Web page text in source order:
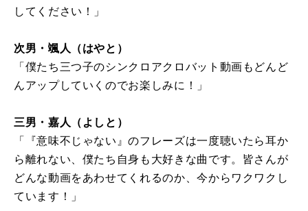
してください！」
次男・颯人（はやと）
「僕たち三つ子のシンクロアクロバット動画もどんど
んアップしていくのでお楽しみに！」
三男・嘉人（よしと）
「『意味不じゃない』のフレーズは一度聴いたら耳か
ら離れない、僕たち自身も大好きな曲です。皆さんが
どんな動画をあわせてくれるのか、今からワクワクし
ています！」